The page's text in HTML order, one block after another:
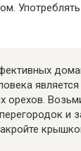
орехов.
и